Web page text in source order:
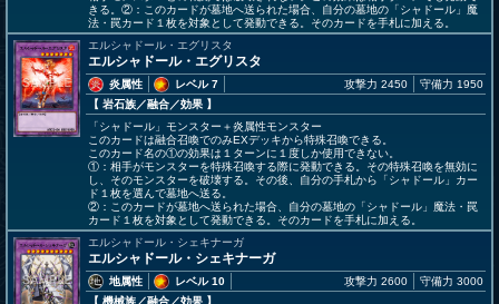
きる。②：このカードが墓地へ送られた場合、自分の墓地の「シャドール」魔
法・罠カード１枚を対象として発動できる。そのカードを手札に加える。
エルシャドール・エグリスタ
エルシャドール・エグリスタ
炎属性
レベル 7
【 岩石族／融合／効果 】
攻撃力 2450 守備力 1950
「シャドール」モンスター＋炎属性モンスター
このカードは融合召喚でのみEXデッキから特殊召喚できる。
このカード名の①の効果は１ターンに１度しか使用できない。
①：相手がモンスターを特殊召喚する際に発動できる。その特殊召喚を無効に
し、そのモンスターを破壊する。その後、自分の手札から「シャドール」カー
ド１枚を選んで墓地へ送る。
②：このカードが墓地へ送られた場合、自分の墓地の「シャドール」魔法・罠
カード１枚を対象として発動できる。そのカードを手札に加える。
エルシャドール・シェキナーガ
エルシャドール・シェキナーガ
地属性
レベル 10
攻撃力 2600 守備力 3000